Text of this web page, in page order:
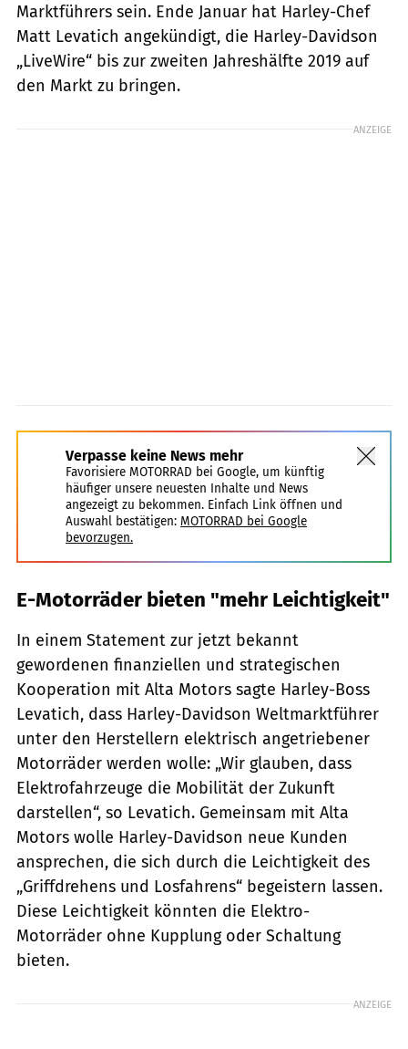
Marktführers sein. Ende Januar hat Harley-Chef
Matt Levatich angekündigt, die Harley-Davidson
„LiveWire“ bis zur zweiten Jahreshälfte 2019 auf
den Markt zu bringen.
ANZEIGE
Verpasse keine News mehr
Favorisiere MOTORRAD bei Google, um künftig
häufiger unsere neuesten Inhalte und News
angezeigt zu bekommen. Einfach Link öffnen und
Auswahl bestätigen: MOTORRAD bei Google
bevorzugen.
E-Motorräder bieten "mehr Leichtigkeit"
In einem Statement zur jetzt bekannt
gewordenen finanziellen und strategischen
Kooperation mit Alta Motors sagte Harley-Boss
Levatich, dass Harley-Davidson Weltmarktführer
unter den Herstellern elektrisch angetriebener
Motorräder werden wolle: „Wir glauben, dass
Elektrofahrzeuge die Mobilität der Zukunft
darstellen“, so Levatich. Gemeinsam mit Alta
Motors wolle Harley-Davidson neue Kunden
ansprechen, die sich durch die Leichtigkeit des
„Griffdrehens und Losfahrens“ begeistern lassen.
Diese Leichtigkeit könnten die Elektro-
Motorräder ohne Kupplung oder Schaltung
bieten.
ANZEIGE